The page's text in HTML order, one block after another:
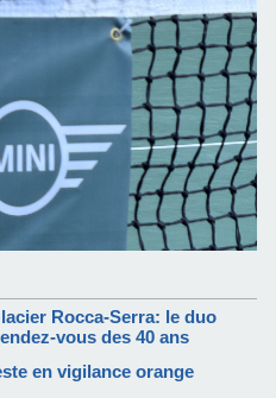
Rocca-Serra: le duo
vous des 40 ans
en vigilance orange